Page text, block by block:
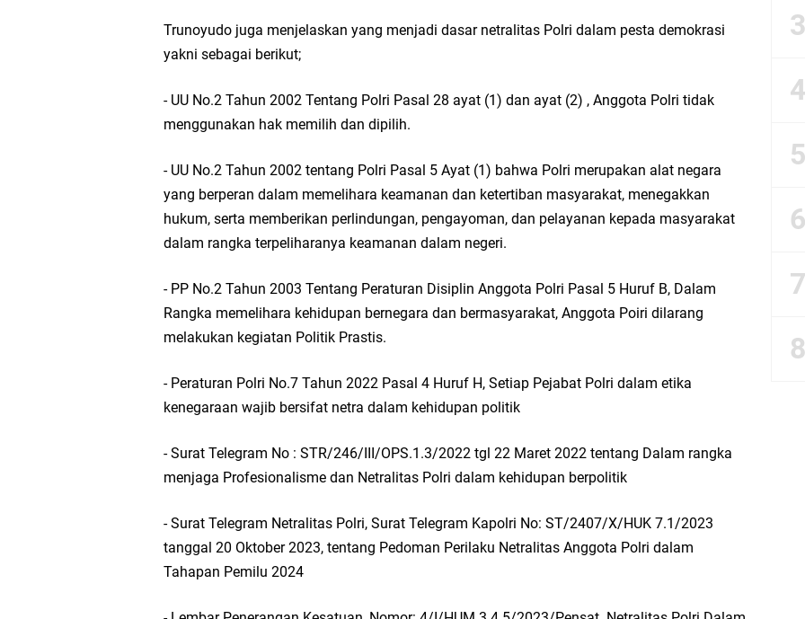
Selamat Tahun Baru Islam 1 Muharram 1448 H: Pesan Hijrah Drs. H. Husnul Aqib, M.M. untuk Negeri
PDUF MUI Jatim Gelar Doa Awal Tahun Hijriah, Teguhkan Optimisme Menuju Indonesia Emas 2045
Reses Anggota DPRD Jabar M. Rizky di Desa Cibitung Wetan: Serap Aspirasi Petani dan Warga
Pemdes Cibanteng Salurkan PMT: Cegah Stunting, Perkuat Gizi Balita dan Ibu Hamil Narasi
Zakat Produktif Dorong Kemandirian UMKM, LAZISNU Kedamean Bantu Kembangkan Warung Bu
Karang Taruna Gresik Perkuat Ekonomi Lewat Pemanfaatan Gedung C Islamic Center
Nila Yani Apresiasi Launching Komunitas Gowes dan Pasar Ahad Jajanan Jadul di Ecopark
Takmir Masjid KH Robbach Ma’sum Gelar Penyembelihan Hewan Qurban dari Bupati & Kepala
DPC PDI Perjuangan Gresik Tebar Berkah Idul Adha, Bagikan Daging Kurban untuk Ratusan Warga
Ponpes Himmatul Khoiriyah Gelar Penyembelihan Hewan Qurban dari Keluarga Besar dr. Titin Ekowati
Wates Husada Balongpanggang
Trunoyudo juga menjelaskan yang menjadi dasar netralitas Polri dalam pesta demokrasi
yakni sebagai berikut;
- UU No.2 Tahun 2002 Tentang Polri Pasal 28 ayat (1) dan ayat (2) , Anggota Polri tidak
menggunakan hak memilih dan dipilih.
- UU No.2 Tahun 2002 tentang Polri Pasal 5 Ayat (1) bahwa Polri merupakan alat negara
yang berperan dalam memelihara keamanan dan ketertiban masyarakat, menegakkan
hukum, serta memberikan perlindungan, pengayoman, dan pelayanan kepada masyarakat
dalam rangka terpeliharanya keamanan dalam negeri.
- PP No.2 Tahun 2003 Tentang Peraturan Disiplin Anggota Polri Pasal 5 Huruf B, Dalam
Rangka memelihara kehidupan bernegara dan bermasyarakat, Anggota Poiri dilarang
melakukan kegiatan Politik Prastis.
- Peraturan Polri No.7 Tahun 2022 Pasal 4 Huruf H, Setiap Pejabat Polri dalam etika
kenegaraan wajib bersifat netra dalam kehidupan politik
- Surat Telegram No : STR/246/III/OPS.1.3/2022 tgl 22 Maret 2022 tentang Dalam rangka
menjaga Profesionalisme dan Netralitas Polri dalam kehidupan berpolitik
- Surat Telegram Netralitas Polri, Surat Telegram Kapolri No: ST/2407/X/HUK 7.1/2023
tanggal 20 Oktober 2023, tentang Pedoman Perilaku Netralitas Anggota Polri dalam
Tahapan Pemilu 2024